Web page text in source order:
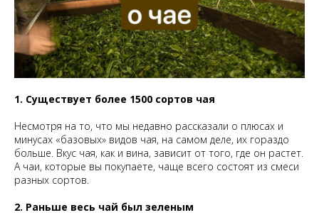
1. Существует более 1500 сортов чая
Несмотря на то, что мы недавно рассказали о плюсах и
минусах «базовых» видов чая, на самом деле, их гораздо
больше. Вкус чая, как и вина, зависит от того, где он растет.
А чаи, которые вы покупаете, чаще всего состоят из смеси
разных сортов.
2. Раньше весь чай был зеленым